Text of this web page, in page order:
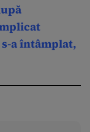
a întâmplat,